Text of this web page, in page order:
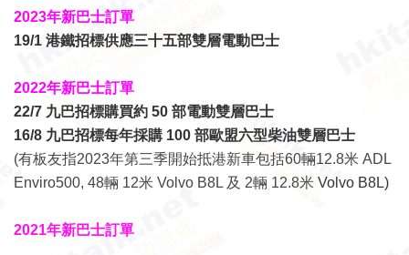
2023年新巴士訂單
19/1 港鐵招標供應三十五部雙層電動巴士
2022年新巴士訂單
22/7 九巴招標購買約 50 部電動雙層巴士
16/8 九巴招標每年採購 100 部歐盟六型柴油雙層巴士
(有板友指2023年第三季開始抵港新車包括60輛12.8米 ADL
Enviro500, 48輛 12米 Volvo B8L 及 2輛 12.8米 Volvo B8L)
2021年新巴士訂單